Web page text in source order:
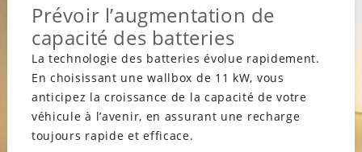
Prévoir l’augmentation de
capacité des batteries
La technologie des batteries évolue rapidement.
En choisissant une wallbox de 11 kW, vous
anticipez la croissance de la capacité de votre
véhicule à l’avenir, en assurant une recharge
toujours rapide et efficace.